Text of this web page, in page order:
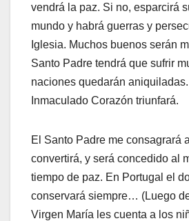
vendrá la paz. Si no, esparcirá
mundo y habrá guerras y
Iglesia. Muchos buenos serán
Santo Padre tendrá que sufrir
naciones quedarán
Inmaculado Corazón triunfará.
El Santo Padre me consagrará
convertirá, y será concedido al
tiempo de paz. En Portugal el
conservará siempre… (Luego
Virgen María les cuenta a los